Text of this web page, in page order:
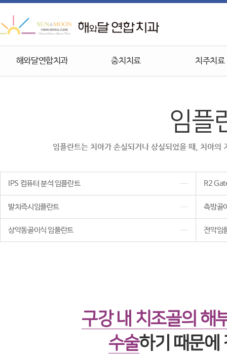
해와달연합치과 충치치료 치주치료
임플
임플란트는 치아가 손실되거나 상실되었을 때, 치아
IPS 컴퓨터 분석 임플란트 R2
발치즉시임플란트 측방골
상악동골이식 임플란트 전악임
구강 내 치조골의 해
수술하기 때문에